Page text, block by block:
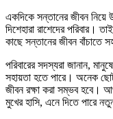
একদিকে সন্তানের জীবন
দিশেহারা রাশেদের পরিবার।
কাছে সন্তানের জীবন বাঁচাতে
পরিবারের সদস্যরা জানান,
সহায়তা হতে পারে। অনেক
জীবন রক্ষা করা সম্ভব হবে।
মুখের হাসি, এনে দিতে পারে